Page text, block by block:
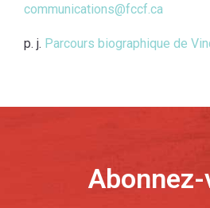
communications@fccf.ca
p. j. Parcours biographique de